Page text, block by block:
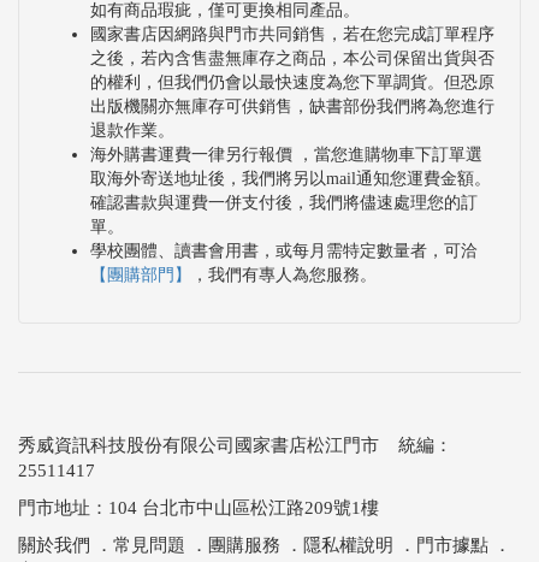
如有商品瑕疵，僅可更換相同產品。
國家書店因網路與門市共同銷售，若在您完成訂單程序
之後，若內含售盡無庫存之商品，本公司保留出貨與否
的權利，但我們仍會以最快速度為您下單調貨。但恐原
出版機關亦無庫存可供銷售，缺書部份我們將為您進行
退款作業。
海外購書運費一律另行報價 ，當您進購物車下訂單選
取海外寄送地址後，我們將另以mail通知您運費金額。
確認書款與運費一併支付後，我們將儘速處理您的訂
單。
學校團體、讀書會用書，或每月需特定數量者，可洽
【團購部門】
，我們有專人為您服務。
秀威資訊科技股份有限公司國家書店松江門市 統編：
25511417
門市地址：104 台北市中山區松江路209號1樓
關於我們 ． 常見問題 ． 團購服務 ． 隱私權說明 ． 門市據點 ．